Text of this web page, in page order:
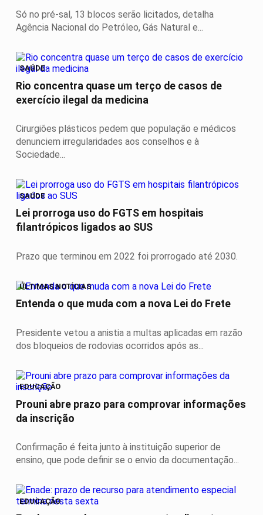
Só no pré-sal, 13 blocos serão licitados, detalha
Agência Nacional do Petróleo, Gás Natural e...
SAÚDE
Rio concentra quase um terço de casos de
exercício ilegal da medicina
Cirurgiões plásticos pedem que população e médicos
denunciem irregularidades aos conselhos e à
Sociedade...
SAÚDE
Lei prorroga uso do FGTS em hospitais
filantrópicos ligados ao SUS
Prazo que terminou em 2022 foi prorrogado até 2030.
ÚLTIMAS NOTÍCIAS
Entenda o que muda com a nova Lei do Frete
Presidente vetou a anistia a multas aplicadas em razão
dos bloqueios de rodovias ocorridos após as...
EDUCAÇÃO
Prouni abre prazo para comprovar informações
da inscrição
Confirmação é feita junto à instituição superior de
ensino, que pode definir se o envio da documentação...
EDUCAÇÃO